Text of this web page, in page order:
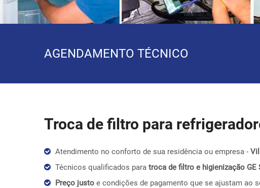
AGENDAMENTO TÉCNICO
Troca de filtro para
Atendimento no conforto de sua residência ou empresa -
Técnicos qualificados para troca de filtro e higienização GE
Preço justo e condições de pagamento que se ajustam ao